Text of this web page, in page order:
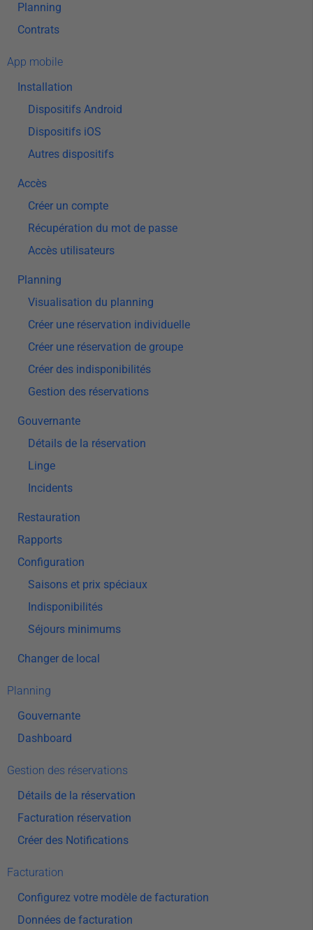
Planning
Contrats
App mobile
Installation
Dispositifs Android
Dispositifs iOS
Autres dispositifs
Accès
Créer un compte
Récupération du mot de passe
Accès utilisateurs
Planning
Visualisation du planning
Créer une réservation individuelle
Créer une réservation de groupe
Créer des indisponibilités
Gestion des réservations
Gouvernante
Détails de la réservation
Linge
Incidents
Restauration
Rapports
Configuration
Saisons et prix spéciaux
Indisponibilités
Séjours minimums
Changer de local
Planning
Gouvernante
Dashboard
Gestion des réservations
Détails de la réservation
Facturation réservation
Créer des Notifications
Facturation
Configurez votre modèle de facturation
Données de facturation​